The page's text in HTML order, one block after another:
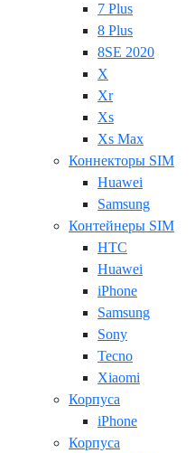
7 Plus
8 Plus
8SE 2020
X
Xr
Xs
Xs Max
Коннекторы SIM
Huawei
Samsung
Контейнеры SIM
HTC
Huawei
iPhone
Samsung
Sony
Tecno
Xiaomi
Корпуса
iPhone
Корпуса